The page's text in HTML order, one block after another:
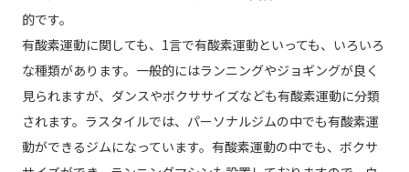
的です。
有酸素運動に関しても、1言で有酸素運動といっても、いろいろ
な種類があります。一般的にはランニングやジョギングが良く
見られますが、ダンスやボクササイズなども有酸素運動に分類
されます。ラスタイルでは、パーソナルジムの中でも有酸素運
動ができるジムになっています。有酸素運動の中でも、ボクサ